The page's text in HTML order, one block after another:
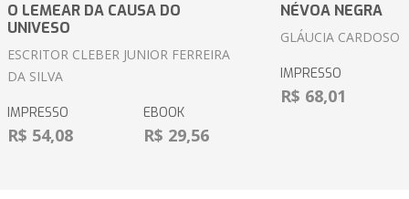
O LEMEAR DA CAUSA DO
UNIVESO
ESCRITOR CLEBER JUNIOR FERREIRA
DA SILVA
IMPRESSO
R$ 54,08
EBOOK
R$ 29,56
NÉVOA NEGRA
GLÁUCIA CARDOSO
IMPRESSO
R$ 68,01